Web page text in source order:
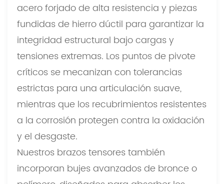
acero forjado de alta resistencia y piezas
fundidas de hierro dúctil para garantizar la
integridad estructural bajo cargas y
tensiones extremas. Los puntos de pivote
críticos se mecanizan con tolerancias
estrictas para una articulación suave,
mientras que los recubrimientos resistentes
a la corrosión protegen contra la oxidación
y el desgaste.
Nuestros brazos tensores también
incorporan bujes avanzados de bronce o